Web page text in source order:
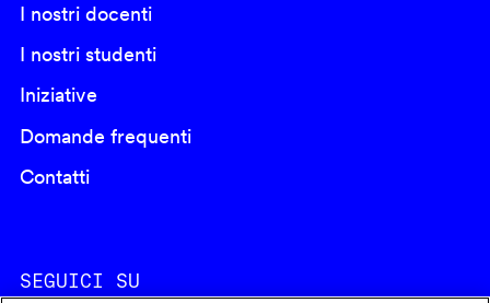
I nostri docenti
I nostri studenti
Iniziative
Domande frequenti
Contatti
SEGUICI SU